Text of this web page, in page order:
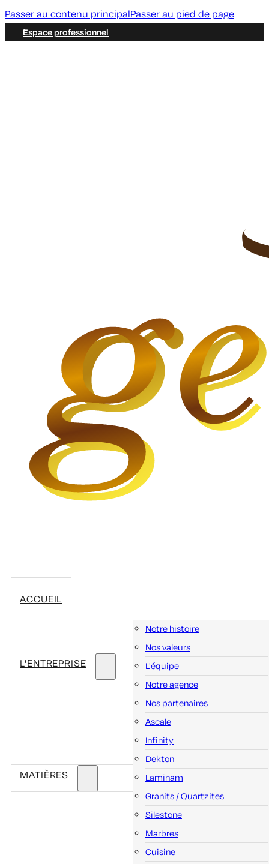
Passer au contenu principalPasser au pied de page
Espace professionnel
ACCUEIL
L'ENTREPRISE
Notre histoire
Nos valeurs
L'équipe
Notre agence
Nos partenaires
MATIÈRES
Ascale
Infinity
Dekton
Laminam
Granits / Quartzites
Silestone
Marbres
Cuisine